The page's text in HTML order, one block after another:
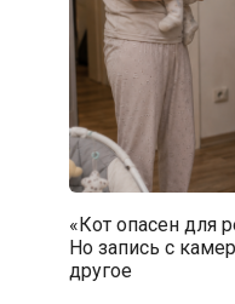
«Кот опасен для
Но запись с
другое